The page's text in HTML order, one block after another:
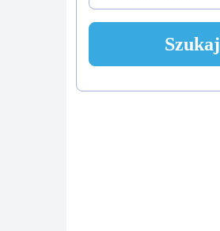
Szukaj